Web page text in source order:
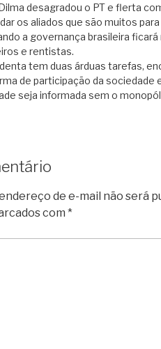
desagradou o PT e flerta
os aliados que são muitos
a governança brasileira
e rentistas.
tem duas árduas tarefas,
de participação da sociedade
seja informada sem o
de e-mail não será
com *